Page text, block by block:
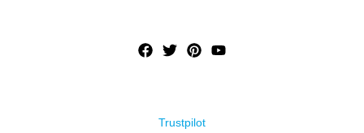
Trustpilot